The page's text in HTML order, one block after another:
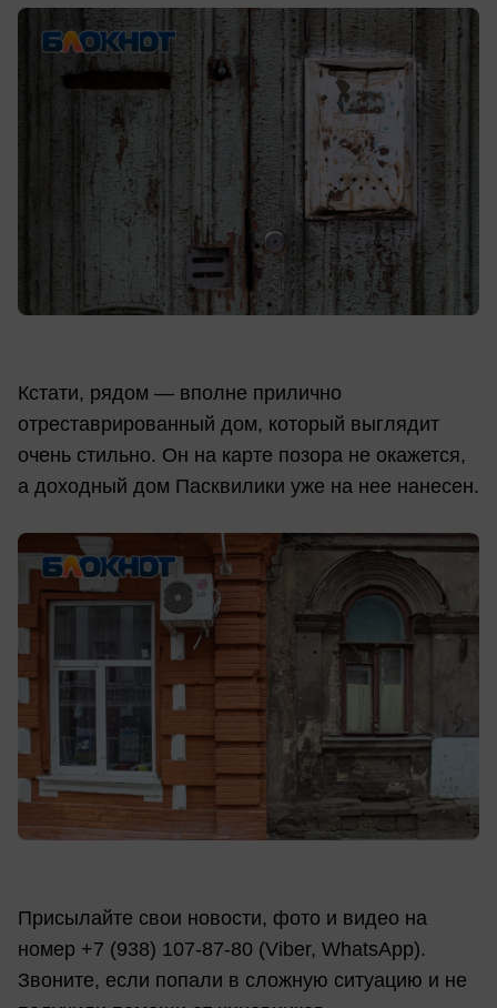
Кстати, рядом — вполне прилично
отреставрированный дом, который выглядит
очень стильно. Он на карте позора не окажется,
а доходный дом Пасквилики уже на нее нанесен.
Присылайте свои новости, фото и видео на
номер +7 (938) 107-87-80 (Viber, WhatsApp).
Звоните, если попали в сложную ситуацию и не